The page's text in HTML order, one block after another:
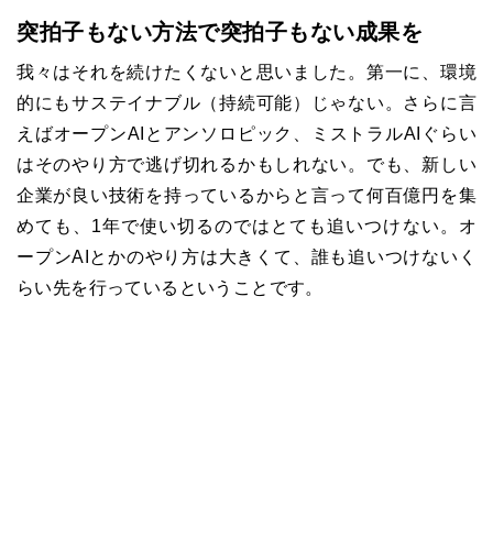
突拍子もない方法で突拍子もない成果を
我々はそれを続けたくないと思いました。第一に、環境
的にもサステイナブル（持続可能）じゃない。さらに言
えばオープンAIとアンソロピック、ミストラルAIぐらい
はそのやり方で逃げ切れるかもしれない。でも、新しい
企業が良い技術を持っているからと言って何百億円を集
めても、1年で使い切るのではとても追いつけない。オ
ープンAIとかのやり方は大きくて、誰も追いつけないく
らい先を行っているということです。